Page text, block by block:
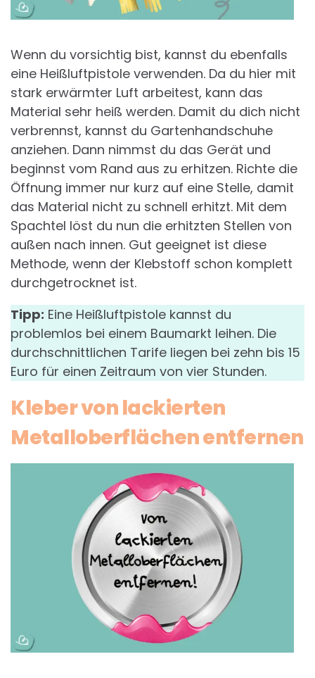
Wenn du vorsichtig bist, kannst du ebenfalls
eine Heißluftpistole verwenden. Da du hier mit
stark erwärmter Luft arbeitest, kann das
Material sehr heiß werden. Damit du dich nicht
verbrennst, kannst du Gartenhandschuhe
anziehen. Dann nimmst du das Gerät und
beginnst vom Rand aus zu erhitzen. Richte die
Öffnung immer nur kurz auf eine Stelle, damit
das Material nicht zu schnell erhitzt. Mit dem
Spachtel löst du nun die erhitzten Stellen von
außen nach innen. Gut geeignet ist diese
Methode, wenn der Klebstoff schon komplett
durchgetrocknet ist.
Tipp: Eine Heißluftpistole kannst du
problemlos bei einem Baumarkt leihen. Die
durchschnittlichen Tarife liegen bei zehn bis 15
Euro für einen Zeitraum von vier Stunden.
Kleber von lackierten
Metalloberflächen entfernen